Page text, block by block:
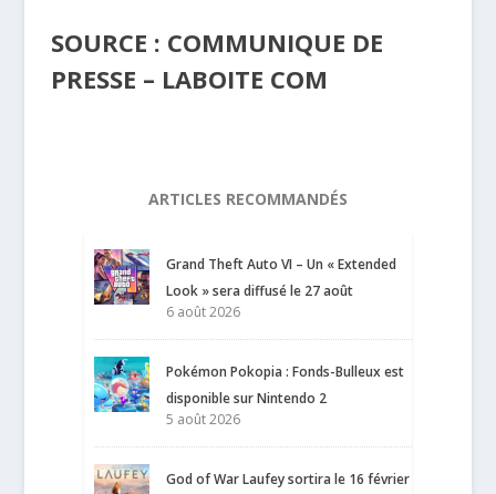
SOURCE : COMMUNIQUE DE
PRESSE – LABOITE COM
ARTICLES RECOMMANDÉS
Grand Theft Auto VI – Un « Extended
Look » sera diffusé le 27 août
6 août 2026
Pokémon Pokopia : Fonds-Bulleux est
disponible sur Nintendo 2
5 août 2026
God of War Laufey sortira le 16 février